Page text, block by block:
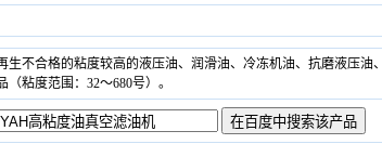
生不合格的粘度较高的液压油、润滑油、冷冻机油、抗磨液压
（粘度范围：32～680号）。